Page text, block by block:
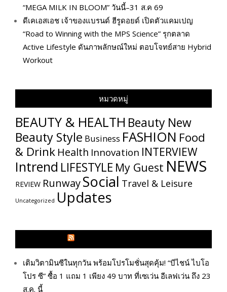
“MEGA MILK IN BLOOM” วันนี้–31 ส.ค 69
ดีเคเอสเอช เจ้าของแบรนด์ ฮีรูดอยด์ เปิดตัวแคมเปญ
“Road to Winning with the MPS Science” รุกตลาด
Active Lifestyle ดันภาพลักษณ์ใหม่ ตอบโจทย์สาย Hybrid
Workout
หมวดหมู่
BEAUTY & HEALTH Beauty New
Beauty Style Business FASHION Food
& Drink Health Innovation INTERVIEW
Intrend LIFESTYLE My​ Guest NEWS
REVIEW RunwaySocial Travel & Leisure
Uncategorized Updates
เติมวิตามินซีในทุกวัน พร้อมโปรโมชั่นสุดคุ้ม! “บีไชน์ ไบโอ
โปร ซี” ซื้อ 1 แถม 1 เพียง 49 บาท ที่เซเว่น อีเลฟเว่น ถึง 23
ส.ค. นี้